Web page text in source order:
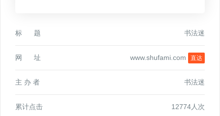
标 题 书法迷
网 址 www.shufami.com 直达
主 办 者 书法迷
累计点击 12774人次